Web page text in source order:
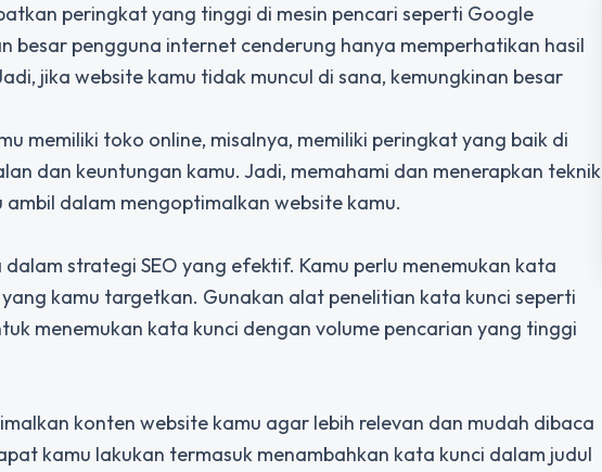
peringkat yang tinggi di mesin pencari seperti Google
besar pengguna internet cenderung hanya memperhatikan hasil
jika website kamu tidak muncul di sana, kemungkinan besar
memiliki toko online, misalnya, memiliki peringkat yang baik di
dan keuntungan kamu. Jadi, memahami dan menerapkan teknik
dalam mengoptimalkan website kamu.
strategi SEO yang efektif. Kamu perlu menemukan kata
kamu targetkan. Gunakan alat penelitian kata kunci seperti
menemukan kata kunci dengan volume pencarian yang tinggi
konten website kamu agar lebih relevan dan mudah dibaca
kamu lakukan termasuk menambahkan kata kunci dalam judul